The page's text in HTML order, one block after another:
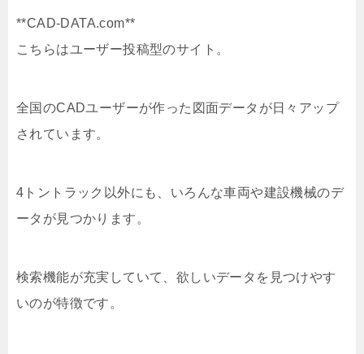
**CAD-DATA.com**
こちらはユーザー投稿型のサイト。
全国のCADユーザーが作った図面データが日々アップ
されています。
4トントラック以外にも、いろんな車両や建設機械のデ
ータが見つかります。
検索機能が充実していて、欲しいデータを見つけやす
いのが特徴です。